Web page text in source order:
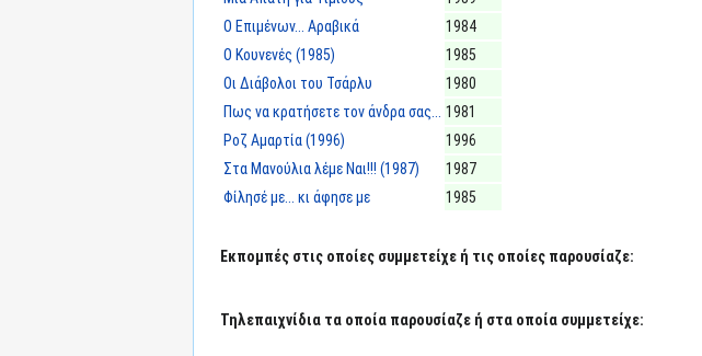
Ο Επιμένων... Αραβικά
1984
Ο Κουνενές (1985)
1985
Οι Διάβολοι του Τσάρλυ
1980
Πως να κρατήσετε τον άνδρα σας...
1981
Ροζ Αμαρτία (1996)
1996
Στα Μανούλια λέμε Ναι!!! (1987)
1987
Φίλησέ με... κι άφησε με
1985
Εκπομπές στις οποίες συμμετείχε ή τις οποίες παρουσίαζε:
Τηλεπαιχνίδια τα οποία παρουσίαζε ή στα οποία συμμετείχε: